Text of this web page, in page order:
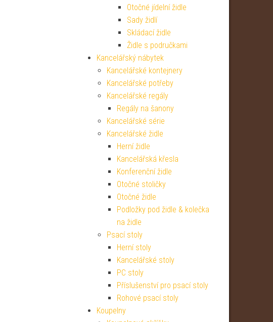
Otočné jídelní židle
Sady židlí
Skládací židle
Židle s područkami
Kancelářský nábytek
Kancelářské kontejnery
Kancelářské potřeby
Kancelářské regály
Regály na šanony
Kancelářské série
Kancelářské židle
Herní židle
Kancelářská křesla
Konferenční židle
Otočné stoličky
Otočné židle
Podložky pod židle & kolečka
na židle
Psací stoly
Herní stoly
Kancelářské stoly
PC stoly
Příslušenství pro psací stoly
Rohové psací stoly
Koupelny